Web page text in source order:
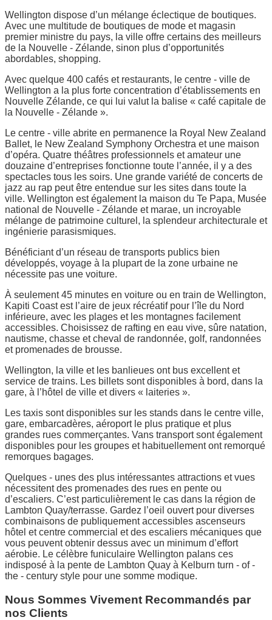
Wellington dispose d’un mélange éclectique de boutiques.
Avec une multitude de boutiques de mode et magasin
premier ministre du pays, la ville offre certains des meilleurs
de la Nouvelle - Zélande, sinon plus d’opportunités
abordables, shopping.
Avec quelque 400 cafés et restaurants, le centre - ville de
Wellington a la plus forte concentration d’établissements en
Nouvelle Zélande, ce qui lui valut la balise « café capitale de
la Nouvelle - Zélande ».
Le centre - ville abrite en permanence la Royal New Zealand
Ballet, le New Zealand Symphony Orchestra et une maison
d’opéra. Quatre théâtres professionnels et amateur une
douzaine d’entreprises fonctionne toute l’année, il y a des
spectacles tous les soirs. Une grande variété de concerts de
jazz au rap peut être entendue sur les sites dans toute la
ville. Wellington est également la maison du Te Papa, Musée
national de Nouvelle - Zélande et marae, un incroyable
mélange de patrimoine culturel, la splendeur architecturale et
ingénierie parasismiques.
Bénéficiant d’un réseau de transports publics bien
développés, voyage à la plupart de la zone urbaine ne
nécessite pas une voiture.
À seulement 45 minutes en voiture ou en train de Wellington,
Kapiti Coast est l’aire de jeux récréatif pour l’île du Nord
inférieure, avec les plages et les montagnes facilement
accessibles. Choisissez de rafting en eau vive, sûre natation,
nautisme, chasse et cheval de randonnée, golf, randonnées
et promenades de brousse.
Wellington, la ville et les banlieues ont bus excellent et
service de trains. Les billets sont disponibles à bord, dans la
gare, à l’hôtel de ville et divers « laiteries ».
Les taxis sont disponibles sur les stands dans le centre ville,
gare, embarcadères, aéroport le plus pratique et plus
grandes rues commerçantes. Vans transport sont également
disponibles pour les groupes et habituellement ont remorqué
remorques bagages.
Quelques - unes des plus intéressantes attractions et vues
nécessitent des promenades des rues en pente ou
d’escaliers. C’est particulièrement le cas dans la région de
Lambton Quay/terrasse. Gardez l’oeil ouvert pour diverses
combinaisons de publiquement accessibles ascenseurs
hôtel et centre commercial et des escaliers mécaniques que
vous peuvent obtenir dessus avec un minimum d’effort
aérobie. Le célèbre funiculaire Wellington palans ces
indisposé à la pente de Lambton Quay à Kelburn turn - of -
the - century style pour une somme modique.
Nous Sommes Vivement Recommandés par
nos Clients